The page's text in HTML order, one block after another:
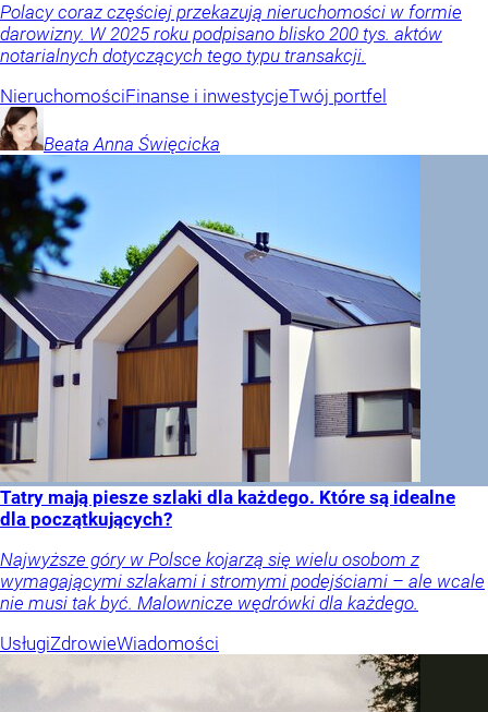
Polacy coraz częściej przekazują nieruchomości w formie
darowizny. W 2025 roku podpisano blisko 200 tys. aktów
notarialnych dotyczących tego typu transakcji.
NieruchomościFinanse i inwestycjeTwój portfel
Beata Anna Święcicka
Tatry mają piesze szlaki dla każdego. Które są idealne
dla początkujących?
Najwyższe góry w Polsce kojarzą się wielu osobom z
wymagającymi szlakami i stromymi podejściami – ale wcale
nie musi tak być. Malownicze wędrówki dla każdego.
UsługiZdrowieWiadomości